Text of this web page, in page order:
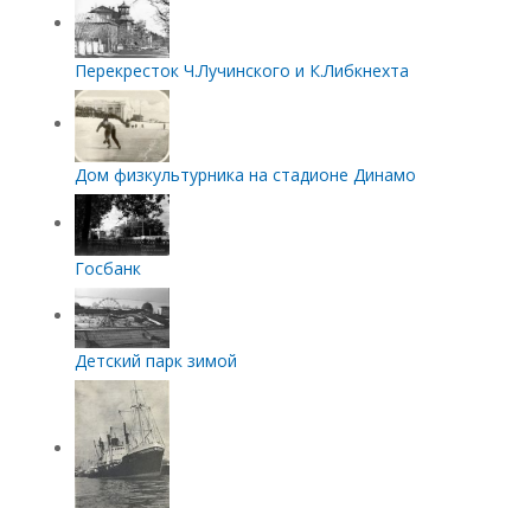
Перекресток Ч.Лучинского и К.Либкнехта
Дом физкультурника на стадионе Динамо
Госбанк
Детский парк зимой